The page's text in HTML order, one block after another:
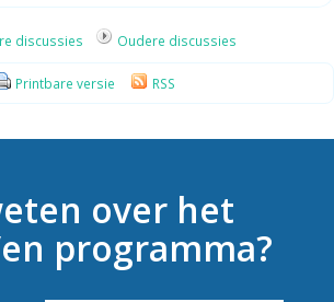
discussies Oudere discussies
Printbare versie RSS
over het
programma?